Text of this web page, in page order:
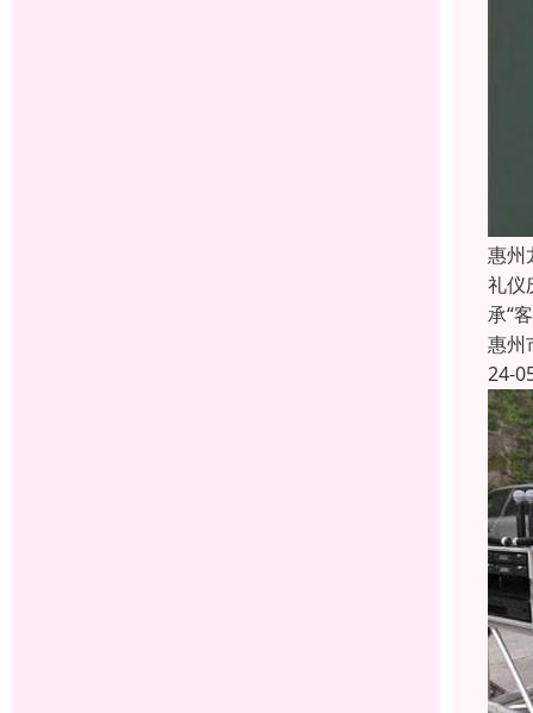
惠州
礼仪
承“
惠州
24-